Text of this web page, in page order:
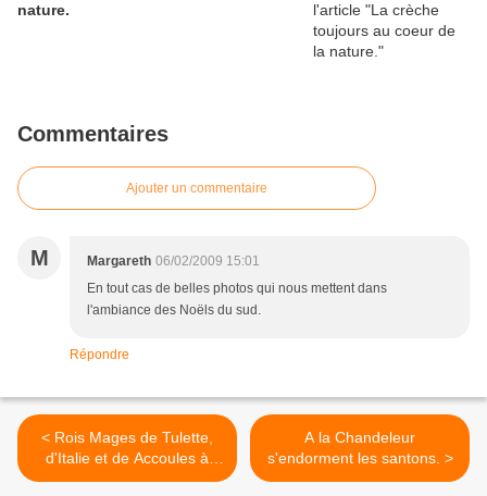
nature.
Commentaires
Ajouter un commentaire
M Margareth 06/02/2009 15:01
En tout cas de belles photos qui nous mettent dans
l'ambiance des Noëls du sud.
Répondre
< Rois Mages de Tulette,
d'Italie et de Accoules à
Marseille.
A la Chandeleur
s'endorment les santons. >